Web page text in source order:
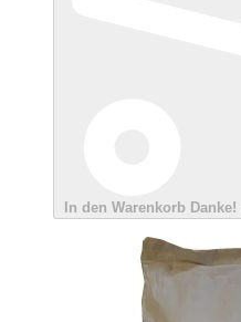
In den Warenkorb Danke!